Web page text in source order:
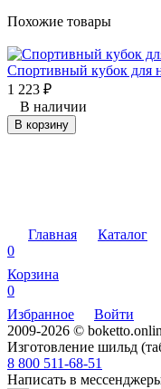
Похожие товары
Спортивный кубок для
1 223 ₽
В наличии
В корзину
Главная
Каталог
0
Корзина
0
Избранное
Войти
2009-2026 ©
Изготовление шильд
8 800 511-68-51
Написать в